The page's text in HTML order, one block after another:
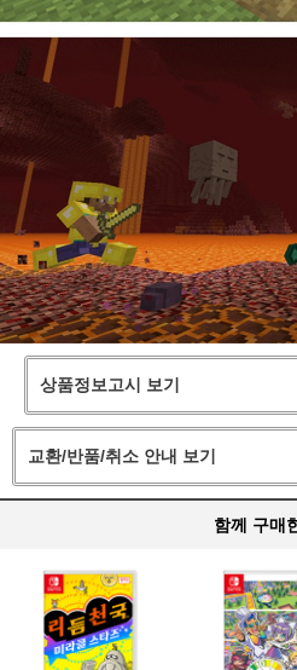
상품정보고시 보기
교환/반품/취소 안내 보기
함께 구매